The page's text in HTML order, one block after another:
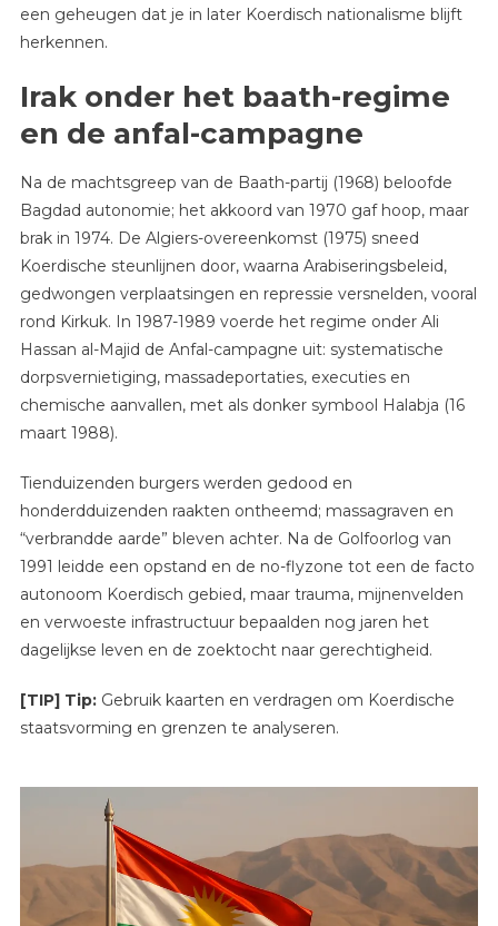
een geheugen dat je in later Koerdisch nationalisme blijft
herkennen.
Irak onder het baath-regime
en de anfal-campagne
Na de machtsgreep van de Baath-partij (1968) beloofde
Bagdad autonomie; het akkoord van 1970 gaf hoop, maar
brak in 1974. De Algiers-overeenkomst (1975) sneed
Koerdische steunlijnen door, waarna Arabiseringsbeleid,
gedwongen verplaatsingen en repressie versnelden, vooral
rond Kirkuk. In 1987-1989 voerde het regime onder Ali
Hassan al-Majid de Anfal-campagne uit: systematische
dorpsvernietiging, massadeportaties, executies en
chemische aanvallen, met als donker symbool Halabja (16
maart 1988).
Tienduizenden burgers werden gedood en
honderdduizenden raakten ontheemd; massagraven en
“verbrandde aarde” bleven achter. Na de Golfoorlog van
1991 leidde een opstand en de no-flyzone tot een de facto
autonoom Koerdisch gebied, maar trauma, mijnenvelden
en verwoeste infrastructuur bepaalden nog jaren het
dagelijkse leven en de zoektocht naar gerechtigheid.
[TIP] Tip:Gebruik kaarten en verdragen om Koerdische
staatsvorming en grenzen te analyseren.